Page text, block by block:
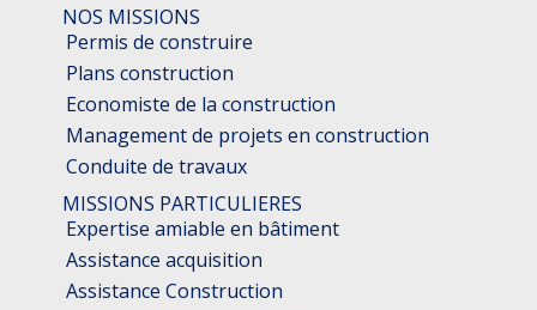
NOS MISSIONS
Permis de construire
Plans construction
Economiste de la construction
Management de projets en construction
Conduite de travaux
MISSIONS PARTICULIERES
Expertise amiable en bâtiment
Assistance acquisition
Assistance Construction